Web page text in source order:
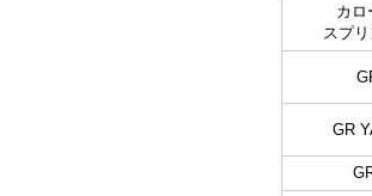
カロ
スプ
GR